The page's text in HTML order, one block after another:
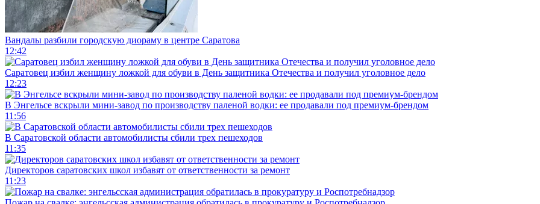
Вандалы разбили городскую диораму в центре Саратова
12:42
Саратовец избил женщину ложкой для обуви в День защитника Отечества и получил уголовное дело
12:23
В Энгельсе вскрыли мини-завод по производству паленой водки: ее продавали под премиум-брендом
11:56
В Саратовской области автомобилисты сбили трех пешеходов
11:35
Директоров саратовских школ избавят от ответственности за ремонт
11:23